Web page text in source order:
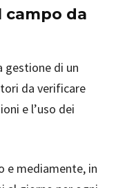
campo da
gestione di un
da verificare
e l’uso dei
e mediamente, in